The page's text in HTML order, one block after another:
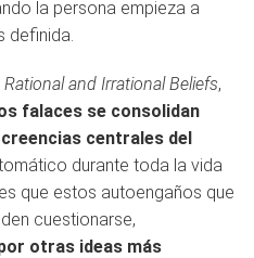
la persona empieza a
definida.
Rational and Irrational Beliefs,
falaces se consolidan
centrales del
durante toda la vida
que estos autoengaños que
cuestionarse,
otras ideas más